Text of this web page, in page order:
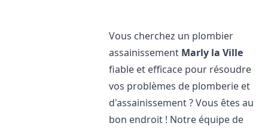
Vous cherchez un plombier
assainissement Marly la Ville
fiable et efficace pour résoudre
vos problèmes de plomberie et
d'assainissement ? Vous êtes au
bon endroit ! Notre équipe de